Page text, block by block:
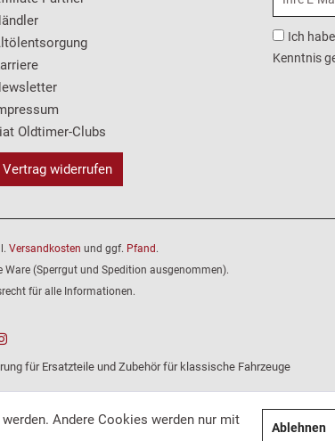
Oldtimer-Clubs
Vertrag widerrufen
Ich
Kenntnis
Versandkosten und ggf. Pfand .
(Sperrgut und Spedition ausgenommen).
für alle Informationen.
für Ersatzteile und Zubehör für klassische Fahrzeuge
Andere Cookies werden nur mit
Ablehnen